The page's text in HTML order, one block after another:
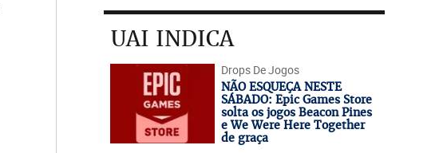
UAI INDICA
Drops De Jogos
NÃO ESQUEÇA NESTE
SÁBADO: Epic Games Store
solta os jogos Beacon Pines
e We Were Here Together
de graça